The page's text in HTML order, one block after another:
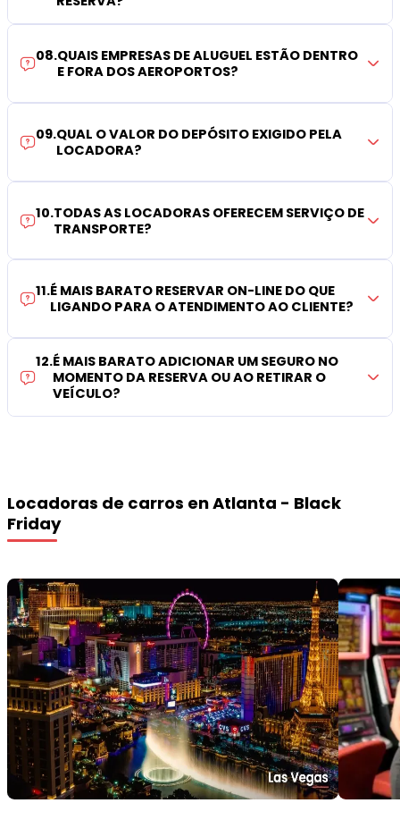
08.QUAIS EMPRESAS DE ALUGUEL ESTÃO DENTRO
E FORA DOS AEROPORTOS?
09.QUAL O VALOR DO DEPÓSITO EXIGIDO PELA
LOCADORA?
10.TODAS AS LOCADORAS OFERECEM SERVIÇO DE
TRANSPORTE?
11.É MAIS BARATO RESERVAR ON-LINE DO QUE
LIGANDO PARA O ATENDIMENTO AO CLIENTE?
12.É MAIS BARATO ADICIONAR UM SEGURO NO
MOMENTO DA RESERVA OU AO RETIRAR O
VEÍCULO?
Locadoras de carros en Atlanta - Black
Friday